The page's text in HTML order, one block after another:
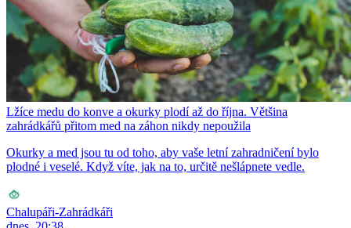
Lžíce medu do konve a okurky plodí až do října. Většina
zahrádkářů přitom med na záhon nikdy nepoužila
Okurky a med jsou tu od toho, aby vaše letní zahradničení bylo
plodné i veselé. Když víte, jak na to, určitě nešlápnete vedle.
Chalupáři-Zahrádkáři